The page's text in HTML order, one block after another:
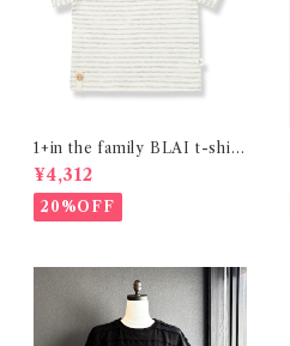
1+in the family BLAI t-shirt
(Grey)
¥4,312
20%OFF